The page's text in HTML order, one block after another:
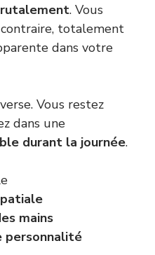
. Vous
totalement
dans votre
Vous restez
dans une
durant la journée.
mains
personnalité